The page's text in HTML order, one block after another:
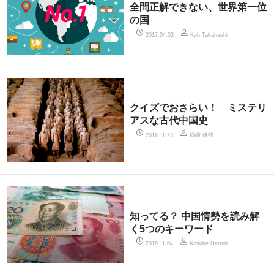
全問正解できない、世界第一位
の国
2017.04.03 Koh Takahashi
クイズでおさらい！ ミステリ
アスな古代中国史
2016.11.23 鶴崎 修功
知ってる？ 中国情勢を読み解
く5つのキーワード
2016.11.04 Kosuke Hattori